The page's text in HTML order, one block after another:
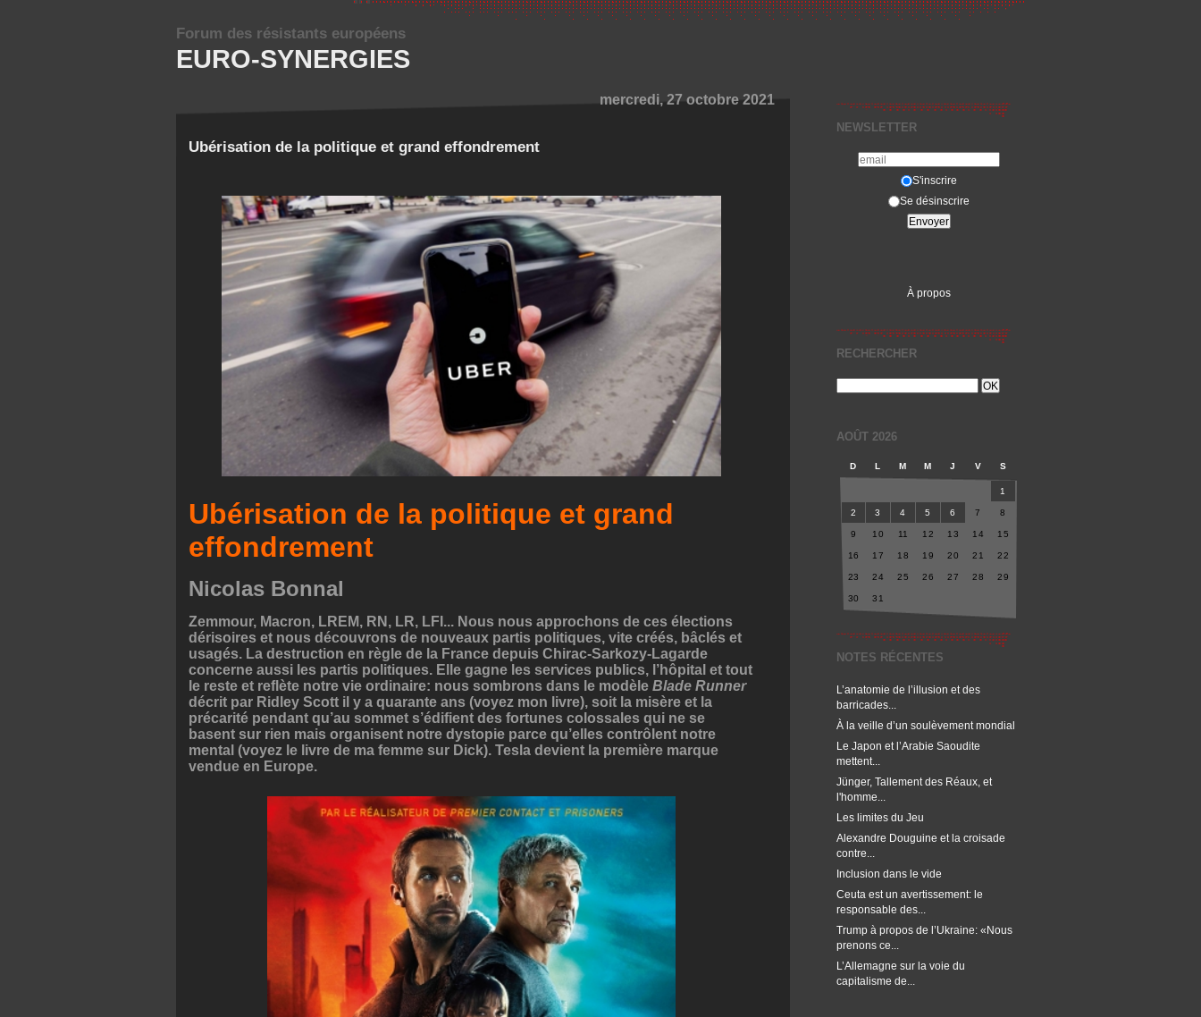
EURO-SYNERGIES
Forum des résistants européens
NEWSLETTER
S'inscrire
Se désinscrire
À propos
RECHERCHER
AOÛT 2026
D L M M J V S
1
2 3 4 5 6 7 8
9 10 11 12 13 14 15
16 17 18 19 20 21 22
23 24 25 26 27 28 29
30 31
NOTES RÉCENTES
L’anatomie de l’illusion et des
barricades...
À la veille d’un soulèvement mondial
Le Japon et l’Arabie Saoudite
mettent...
Jünger, Tallement des Réaux, et
l'homme...
Les limites du Jeu
Alexandre Douguine et la croisade
contre...
Inclusion dans le vide
Ceuta est un avertissement: le
responsable des...
Trump à propos de l’Ukraine: «Nous
prenons ce...
L’Allemagne sur la voie du
capitalisme de...
mercredi, 27 octobre 2021
Ubérisation de la politique et grand effondrement
Ubérisation de la politique et grand
effondrement
Nicolas Bonnal
Zemmour, Macron, LREM, RN, LR, LFI... Nous nous approchons de ces élections
dérisoires et nous découvrons de nouveaux partis politiques, vite créés, bâclés et
usagés. La destruction en règle de la France depuis Chirac-Sarkozy-Lagarde
concerne aussi les partis politiques. Elle gagne les services publics, l’hôpital et tout
le reste et reflète notre vie ordinaire: nous sombrons dans le modèle Blade Runner
décrit par Ridley Scott il y a quarante ans (voyez mon livre), soit la misère et la
précarité pendant qu’au sommet s’édifient des fortunes colossales qui ne se
basent sur rien mais organisent notre dystopie parce qu’elles contrôlent notre
mental (voyez le livre de ma femme sur Dick). Tesla devient la première marque
vendue en Europe.